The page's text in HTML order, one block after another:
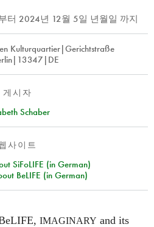
Texts
지 보기...
가입하기
밀번호 요청하기
터 2024년 12월 5일 년월일 까지
Kulturquartier|Gerichtstraße
게시자
Schaber
사이트
SiFoLIFE (in German)
BeLIFE (in German)
IMAGINARY and its